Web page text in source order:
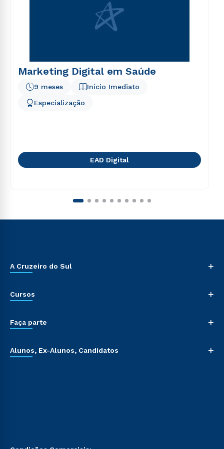
Marketing Digital em Saúde
Início Imediato
9 meses
Especialização
EAD Digital
A Cruzeiro do Sul +
Cursos +
Faça parte +
Alunos, Ex-Alunos, Candidatos +